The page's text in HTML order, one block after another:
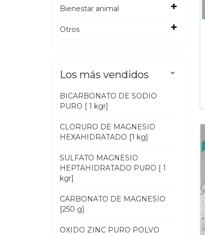
Bienestar animal
Otros
Los más vendidos 
BICARBONATO DE SODIO
PURO [ 1 kgr]
CLORURO DE MAGNESIO
HEXAHIDRATADO [1 kg]
SULFATO MAGNESIO
HEPTAHIDRATADO PURO [ 1
kgr]
CARBONATO DE MAGNESIO
[250 g]
OXIDO ZINC PURO POLVO